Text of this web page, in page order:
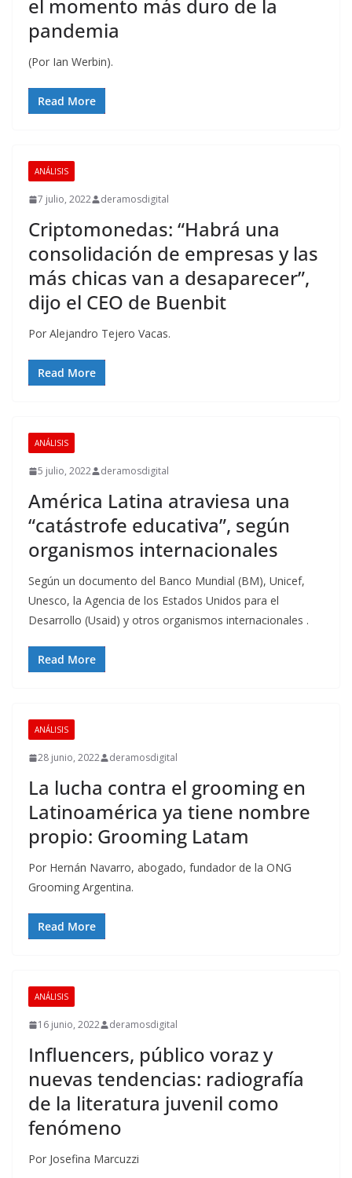
el momento más duro de la
pandemia
(Por Ian Werbin).
Read More
ANÁLISIS
7 julio, 2022 deramosdigital
Criptomonedas: “Habrá una
consolidación de empresas y las
más chicas van a desaparecer”,
dijo el CEO de Buenbit
Por Alejandro Tejero Vacas.
Read More
ANÁLISIS
5 julio, 2022 deramosdigital
América Latina atraviesa una
“catástrofe educativa”, según
organismos internacionales
Según un documento del Banco Mundial (BM), Unicef,
Unesco, la Agencia de los Estados Unidos para el
Desarrollo (Usaid) y otros organismos internacionales .
Read More
ANÁLISIS
28 junio, 2022 deramosdigital
La lucha contra el grooming en
Latinoamérica ya tiene nombre
propio: Grooming Latam
Por Hernán Navarro, abogado, fundador de la ONG
Grooming Argentina.
Read More
ANÁLISIS
16 junio, 2022 deramosdigital
Influencers, público voraz y
nuevas tendencias: radiografía
de la literatura juvenil como
fenómeno
Por Josefina Marcuzzi